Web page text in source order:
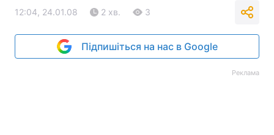
12:04, 24.01.08 2 хв. 3
Підпишіться на нас в Google
Реклама